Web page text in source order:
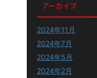
アーカイブ
2024年11月
2024年7月
2024年5月
2024年2月